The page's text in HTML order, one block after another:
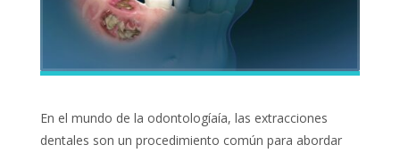
En el mundo de la odontologíaía, las extracciones
dentales son un procedimiento común para abordar